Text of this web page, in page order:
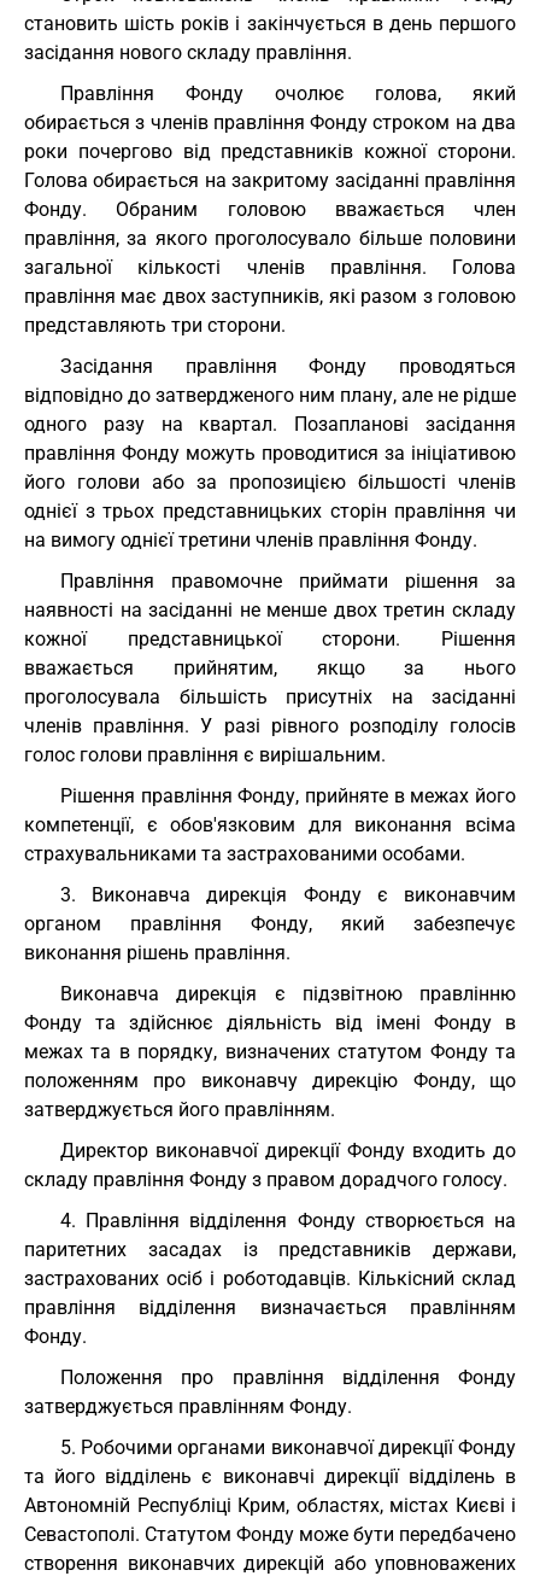
становить шість років і закінчується в день першого
засідання нового складу правління.
Правління Фонду очолює голова, який
обирається з членів правління Фонду строком на два
роки почергово від представників кожної сторони.
Голова обирається на закритому засіданні правління
Фонду. Обраним головою вважається член
правління, за якого проголосувало більше половини
загальної кількості членів правління. Голова
правління має двох заступників, які разом з головою
представляють три сторони.
Засідання правління Фонду проводяться
відповідно до затвердженого ним плану, але не рідше
одного разу на квартал. Позапланові засідання
правління Фонду можуть проводитися за ініціативою
його голови або за пропозицією більшості членів
однієї з трьох представницьких сторін правління чи
на вимогу однієї третини членів правління Фонду.
Правління правомочне приймати рішення за
наявності на засіданні не менше двох третин складу
кожної представницької сторони. Рішення
вважається прийнятим, якщо за нього
проголосувала більшість присутніх на засіданні
членів правління. У разі рівного розподілу голосів
голос голови правління є вирішальним.
Рішення правління Фонду, прийняте в межах його
компетенції, є обов'язковим для виконання всіма
страхувальниками та застрахованими особами.
3. Виконавча дирекція Фонду є виконавчим
органом правління Фонду, який забезпечує
виконання рішень правління.
Виконавча дирекція є підзвітною правлінню
Фонду та здійснює діяльність від імені Фонду в
межах та в порядку, визначених статутом Фонду та
положенням про виконавчу дирекцію Фонду, що
затверджується його правлінням.
Директор виконавчої дирекції Фонду входить до
складу правління Фонду з правом дорадчого голосу.
4. Правління відділення Фонду створюється на
паритетних засадах із представників держави,
застрахованих осіб і роботодавців. Кількісний склад
правління відділення визначається правлінням
Фонду.
Положення про правління відділення Фонду
затверджується правлінням Фонду.
5. Робочими органами виконавчої дирекції Фонду
та його відділень є виконавчі дирекції відділень в
Автономній Республіці Крим, областях, містах Києві і
Севастополі. Статутом Фонду може бути передбачено
створення виконавчих дирекцій або уповноважених